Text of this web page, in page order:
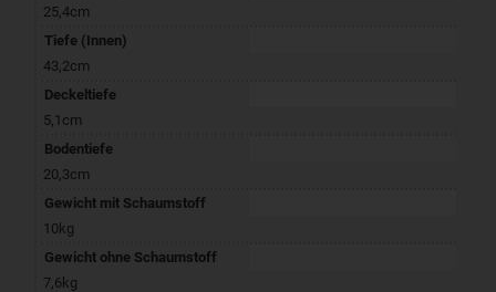
25,4cm
Tiefe (Innen)
43,2cm
Deckeltiefe
5,1cm
Bodentiefe
20,3cm
Gewicht mit Schaumstoff
10kg
Gewicht ohne Schaumstoff
7,6kg